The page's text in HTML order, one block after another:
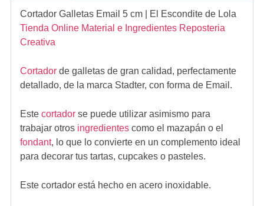
Cortador Galletas Email 5 cm| El Escondite de Lola
Tienda Online Material e Ingredientes Reposteria
Creativa
Cortadorde galletas de gran calidad, perfectamente
detallado, de la marca Stadter, con forma de Email.
Este cortadorse puede utilizar asimismo para
trabajar otros ingredientescomo el mazapán o el
fondant, lo que lo convierte en un complemento ideal
para decorar tus tartas, cupcakes o pasteles.
Este cortador está hecho en acero inoxidable.